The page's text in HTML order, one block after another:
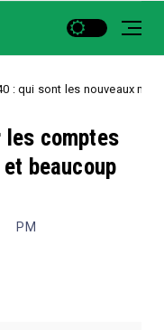
sont les nouveaux moteurs
les comptes
beaucoup
6/08/2026 03:58:00 PM